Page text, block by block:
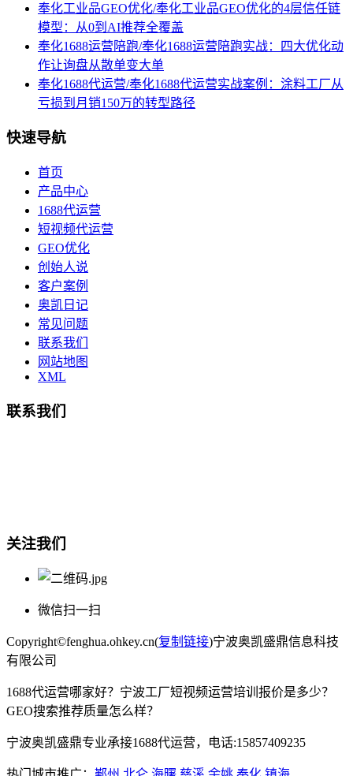
奉化工业品GEO优化/奉化工业品GEO优化的4层信任链
模型：从0到AI推荐全覆盖
奉化1688运营陪跑/奉化1688运营陪跑实战：四大优化动
作让询盘从散单变大单
奉化1688代运营/奉化1688代运营实战案例：涂料工厂从
亏损到月销150万的转型路径
快速导航
首页
产品中心
1688代运营
短视频代运营
GEO优化
创始人说
客户案例
奥凯日记
常见问题
联系我们
网站地图
XML
联系我们
关注我们
微信扫一扫
Copyright©fenghua.ohkey.cn(复制链接)宁波奥凯盛鼎信息科技
有限公司
1688代运营哪家好？宁波工厂短视频运营培训报价是多少？
GEO搜索推荐质量怎么样？
宁波奥凯盛鼎专业承接1688代运营，电话:15857409235